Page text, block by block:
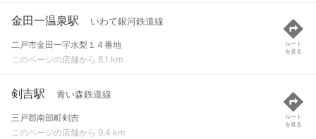
金田一温泉駅 いわて銀河鉄道線
二戸市金田一字水梨１４番地
このページの店舗から 8.1 km
ルート
を見る
剣吉駅 青い森鉄道線
三戸郡南部町剣吉
このページの店舗から 9.4 km
ルート
を見る